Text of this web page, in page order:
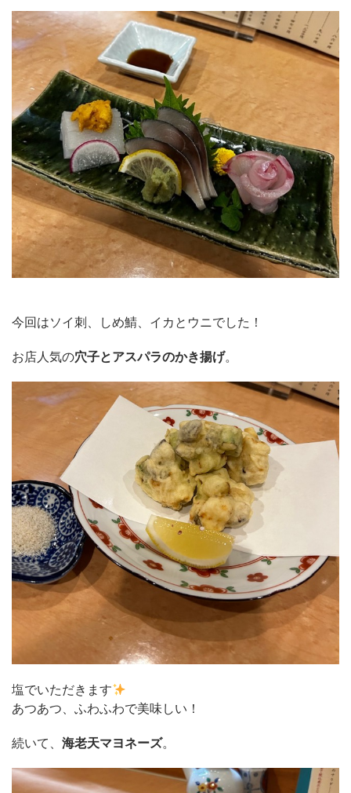
今回はソイ刺、しめ鯖、イカとウニでした！
お店人気の穴子とアスパラのかき揚げ。
塩でいただきます
あつあつ、ふわふわで美味しい！
続いて、 海老天マヨネーズ。